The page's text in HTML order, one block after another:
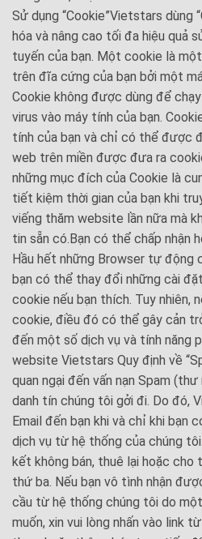
Sử dụng “Cookie”Vietstars dùng
hóa và nâng cao tối đa hiệu quả
tuyến của bạn. Một cookie là
trên đĩa cứng của bạn bởi một
Cookie không được dùng để
virus vào máy tính của bạn.
tính của bạn và chỉ có thể được
web trên miền được đưa ra
những mục đích của Cookie là
tiết kiệm thời gian của bạn khi
viếng thăm website lần nữa mà
tin sẵn có.Bạn có thể chấp nhận
Hầu hết những Browser tự động
bạn có thể thay đổi những cài
cookie nếu bạn thích. Tuy nhiên,
cookie, điều đó có thể gây cản
đến một số dịch vụ và tính năng
website Vietstars Quy định về
quan ngại đến vấn nạn Spam
danh tín chúng tôi gởi đi. Do đó,
Email đến bạn khi và chỉ khi bạn
dịch vụ từ hệ thống của chúng
kết không bán, thuê lại hoặc cho
thứ ba. Nếu bạn vô tình nhận
cầu từ hệ thống chúng tôi do
muốn, xin vui lòng nhấn vào link